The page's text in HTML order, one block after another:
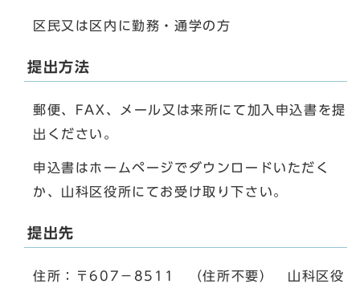
区民又は区内に勤務・通学の方
提出方法
郵便、FAX、メール又は来所にて加入申込書を提
出ください。
申込書はホームページでダウンロードいただく
か、山科区役所にてお受け取り下さい。
提出先
住所：〒607－8511 （住所不要） 山科区役